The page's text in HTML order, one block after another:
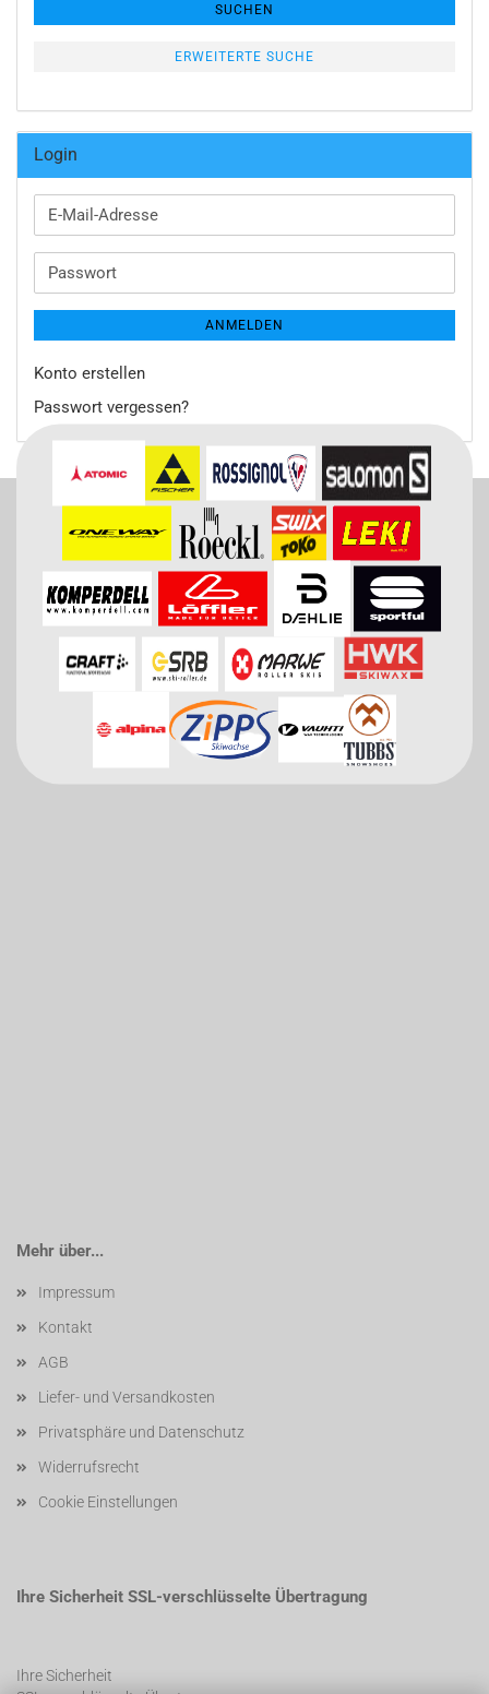
SUCHEN
ERWEITERTE SUCHE
Login
E-
Mail-
Passwort
ANMELDEN
Konto erstellen
Passwort vergessen?
Mehr über...
Impressum
Kontakt
AGB
Liefer- und Versandkosten
Privatsphäre und Datenschutz
Widerrufsrecht
Cookie Einstellungen
Ihre Sicherheit SSL-verschlüsselte Übertragung
Ihre Sicherheit